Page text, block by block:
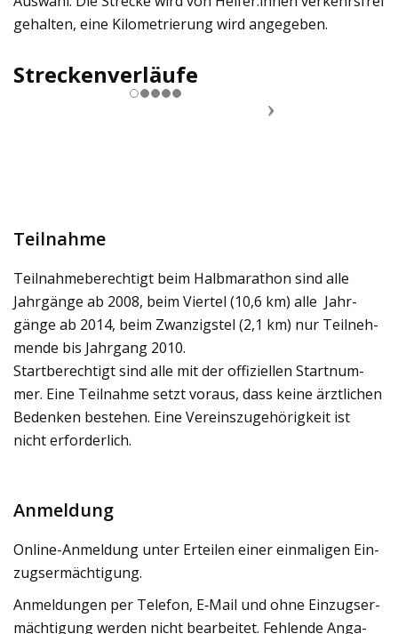
gehal­ten, eine Kilo­me­trie­rung wird ange­ge­ben.
Streckenverläufe
Teilnahme
Teil­nah­me­be­rech­tigt beim Halb­ma­ra­thon sind alle
Jahr­gänge ab 2008, beim Vier­tel (10,6 km) alle Jahr­
gänge ab 2014, beim Zwan­zigs­tel (2,1 km) nur Teil­neh­
mende bis Jahr­gang 2010.
Start­be­rech­tigt sind alle mit der offi­zi­el­len Start­num­
mer. Eine Teil­nahme setzt vor­aus, dass keine ärzt­li­chen
Beden­ken bestehen. Eine Ver­eins­zu­ge­hö­rig­keit ist
nicht erfor­der­lich.
Anmeldung
Online-Anmel­dung unter Ertei­len einer ein­ma­li­gen Ein­
zugs­er­mäch­ti­gung.
Anmel­dun­gen per Tele­fon, E‑Mail und ohne Ein­zugs­er­
mäch­ti­gung wer­den nicht bear­bei­tet. Feh­lende Anga­